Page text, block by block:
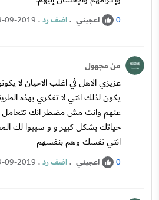
0 اعجبني .اضف رد.
09-2019
من مجهول
عزيزي الاهل في اغلب الاحيان لا
يكون لذلك انتي لا تفكري بهذه
عنهم وانت مش مضطر انك
حياتك بشكل كبير و و سببوا لك
انتي نفسك وهم بنفسهم
0 اعجبني .اضف رد.
09-2019